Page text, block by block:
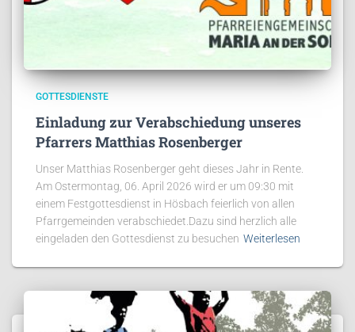
GOTTESDIENSTE
Einladung zur Verabschiedung unseres
Pfarrers Matthias Rosenberger
Unser Matthias Rosenberger geht dieses Jahr in Rente.
Am Ostermontag, 06. April 2026 wird er um 09:30 mit
einem Festgottesdienst in Hösbach feierlich von allen
Pfarrgemeinden verabschiedet.Dazu sind herzlich alle
eingeladen den Gottesdienst zu besuchen Weiterlesen